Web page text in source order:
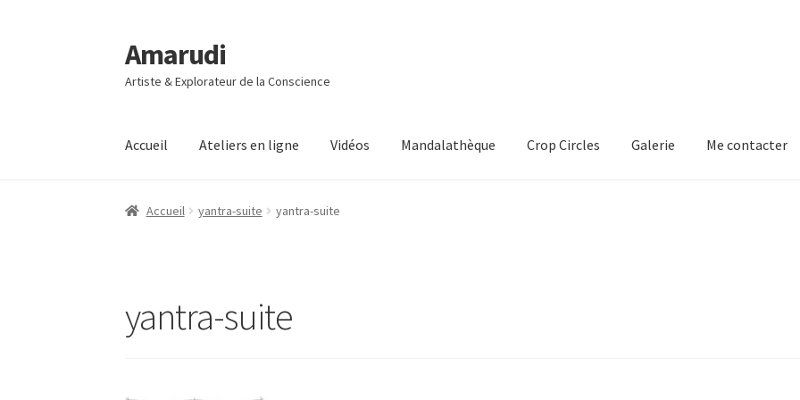
Aller
à
la
Aller
au
contenu
Amarudi
Artiste & Explorateur de la Conscience
Accueil Ateliers en ligne Vidéos Mandalathèque Crop Circles Galerie Me contacter
Accueil Accueil Ateliers en ligne Boutique
Accueil yantra-suite yantra-suite
yantra-suite